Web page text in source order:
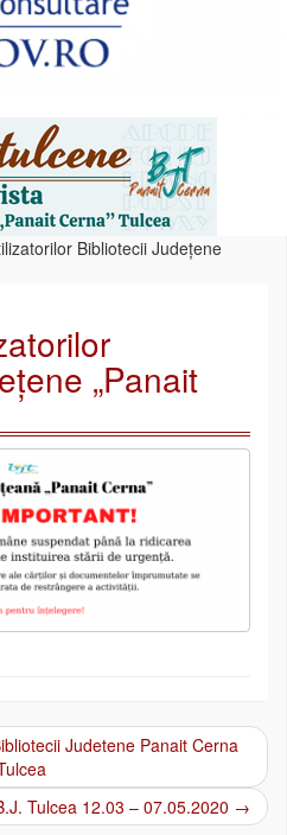
Bibliotecii Județene
„Panait
Judetene Panait Cerna
Tulcea 12.03 – 07.05.2020 →